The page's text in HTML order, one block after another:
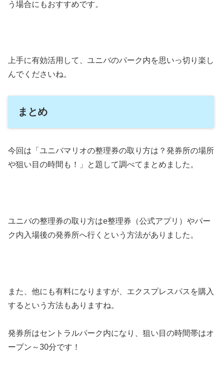
う場合にもおすすめです。
上手に有効活用して、ユニバのパーク内を思いっ切り楽し
んでくださいね。
まとめ
今回は「ユニバマリオの整理券の取り方は？発券所の場所
や狙い目の時間も！」と題して調べてまとめました。
ユニバの整理券の取り方はe整理券（公式アプリ）やパー
ク内入場後の発券所へ行くという方法がありました。
また、他にも有料になりますが、エクスプレスパスを購入
するという方法もありますね。
発券所はセントラルパーク内になり、狙い目の時間帯はオ
ープン～30分です！